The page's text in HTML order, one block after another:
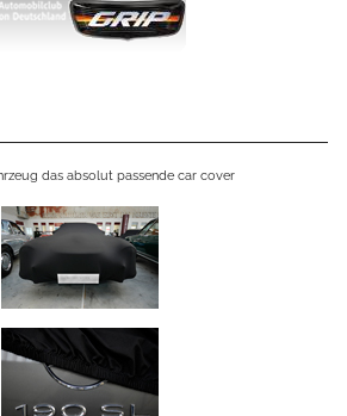
das absolut passende car cover